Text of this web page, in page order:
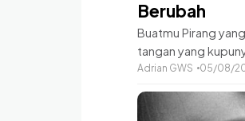
Berubah
Buatmu Pirang
tangan yang
kututup dengan
pukulan.Dua sisa
Adrian GWS 05/08/